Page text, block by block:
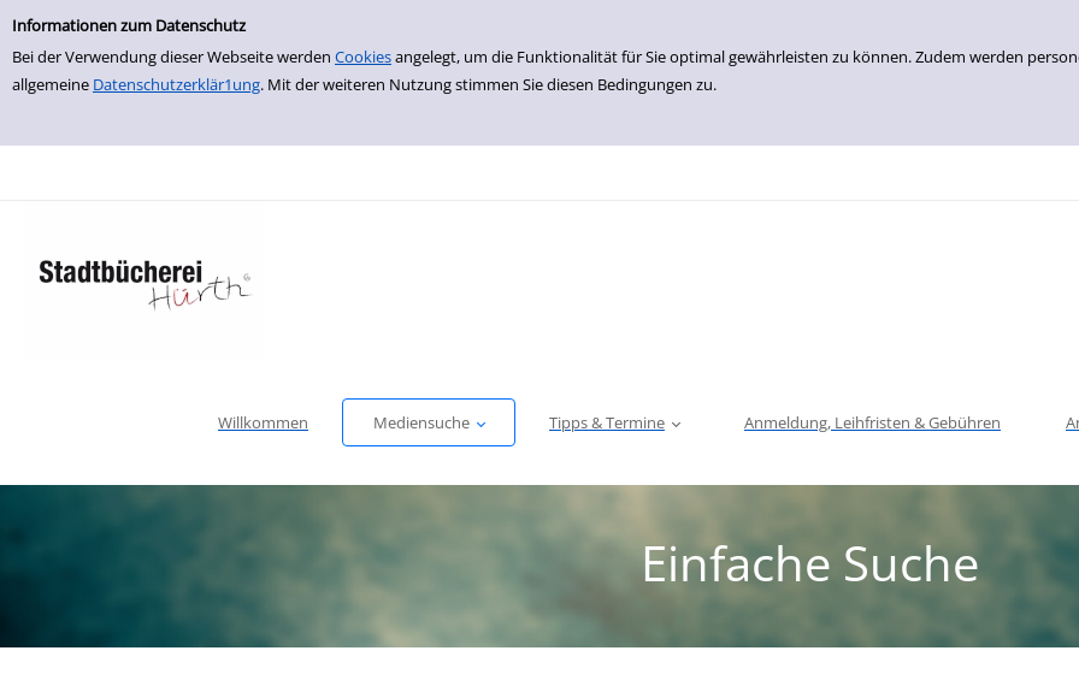
Einfache Suche
Informationen zum Datenschutz
Bei der Verwendung dieser Webseite werden Cookiesangelegt, um die Funktionalität für Sie optimal gewährleisten zu können. Zudem werden
allgemeine Datenschutzerklär1ung. Mit der weiteren Nutzung stimmen Sie diesen Bedingungen zu.
zur Navigation springen
zum Inhalt springen
Zu den Suchfiltern springen
Zur Trefferliste springen
Willkommen Mediensuche Tipps & Termine Anmeldung, Leihfristen & Gebühren
Einfache Suche